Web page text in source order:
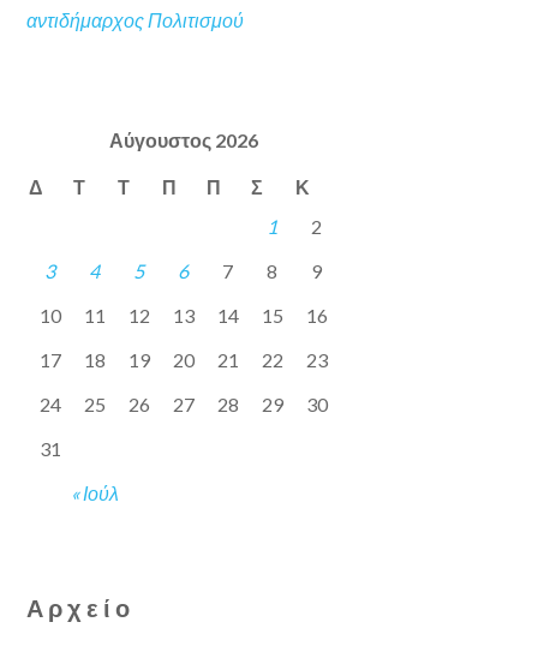
αντιδήμαρχος Πολιτισμού
Αύγουστος 2026
Δ Τ Τ Π Π Σ Κ
« Ιούλ
1
2
3
4 5 6 7 8
9
10
11 12 13 14 15
16
17
18 19 20 21 22
23
24
25 26 27 28 29
30
31
Αρχείο